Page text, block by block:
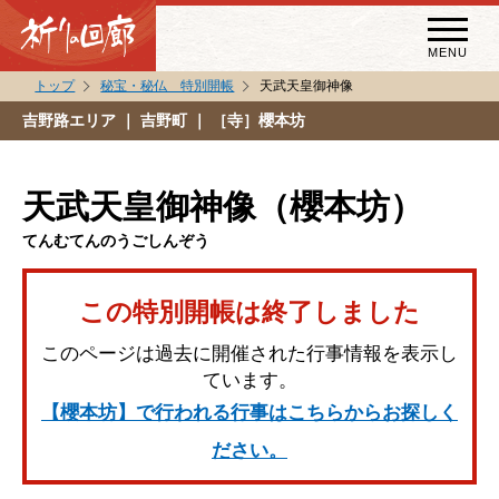
MENU
秘宝・秘仏特別開帳
祈りの回廊コラム
トップ 秘宝・秘仏 特別開帳 天武天皇御神像
吉野路エリア ｜ 吉野町 ｜ ［寺］櫻本坊
天武天皇御神像（櫻本坊）
てんむてんのうごしんぞう
この特別開帳は終了しました
このページは過去に開催された行事情報を表示し
ています。
【櫻本坊】で行われる行事はこちらからお探しく
ださい。